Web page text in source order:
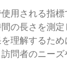
用される指
の長さを測
理解するた
問者のニー